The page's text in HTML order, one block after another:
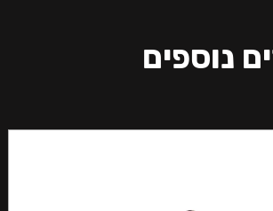
נוספים